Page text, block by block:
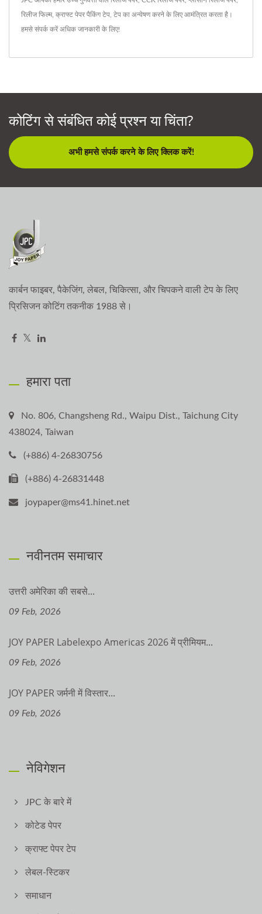
रिलीज फिल्म, क्राफ्ट पेपर पैकिंग टेप टेप का अन्वेषण करने के लिए आमंत्रित करता है।
हमसे संपर्क करेंअधिक जानकारी के लिए!
कोटिंग से संबंधित कोई प्रश्न या चिंता?
अभी हमसे संपर्क करने के लिए क्लिक करें!
कार्बन फाइबर, पैकेजिंग, लेबल, चिकित्सा, और चिपकने वाली टेप के लिए
प्रिसिजन कोटिंग तकनीक 1988 से।
हमारा पता
No. 806, Changsheng Rd., Waipu Dist., Taichung City
438024, Taiwan
(+886) 4-26830756
(+886) 4-26831448
joypaper@ms41.hinet.net
नवीनतम समाचार
उत्तरी अमेरिका की सबसे...
09 Feb, 2026
JOY PAPER Labelexpo Americas 2026 में प्रीमियम...
09 Feb, 2026
JOY PAPER जर्मनी में विस्तार...
09 Feb, 2026
नेविगेशन
JPC के बारे में
कोटेड पेपर
क्राफ्ट पेपर टेप
लेबल-स्टिकर
समाधान